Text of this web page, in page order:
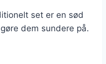
set er en sød
dem sundere på.